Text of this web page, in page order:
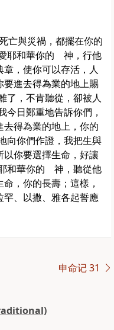
亡與災禍，都擺在你的
耶和華你的 神，行他
，使你可以存活，人
進去得為業的地上賜
了，不肯聽從，卻被人
今日鄭重地告訴你們，
得為業的地上，你的
向你們作證，我把生與
你要選擇生命，好讓
和華你的 神，聽從他
，你的長壽；這樣，
、以撒、雅各起誓應
申命记 31